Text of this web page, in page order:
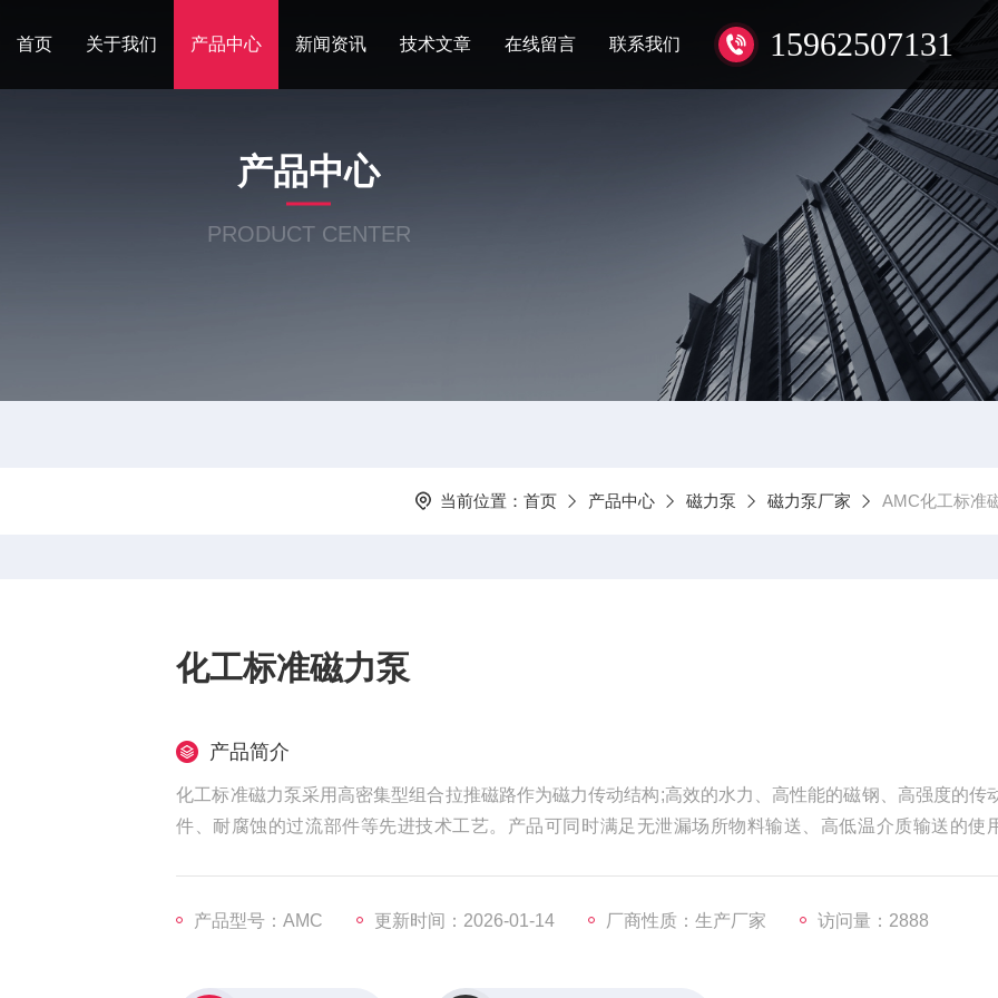
15962507131
首页 关于我们 产品中心 新闻资讯 技术文章 在线留言 联系我们
产品中心
PRODUCT CENTER
当前位置： 首页 产品中心 磁力泵 磁力泵厂家 AMC化工标准
化工标准磁力泵
产品简介
化工标准磁力泵采用高密集型组合拉推磁路作为磁力传动结构;高效的水力、高性能的磁钢、高强度的传
件、耐腐蚀的过流部件等先进技术工艺。产品可同时满足无泄漏场所物料输送、高低温介质输送的使
产品型号：AMC 更新时间：2026-01-14 厂商性质：生产厂家 访问量：2888